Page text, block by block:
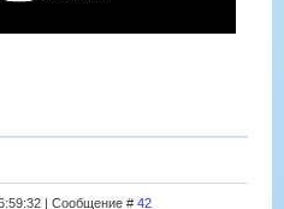
| Сообщение # 42